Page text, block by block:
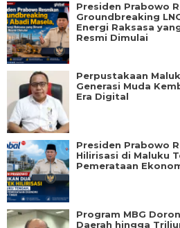
Presiden Prabowo
Groundbreaking
Energi Raksasa
Resmi Dimulai
Perpustakaan
Generasi Muda
Era Digital
Presiden Prabowo
Hilirisasi di Maluku
Pemerataan
Program MBG
Daerah hingga